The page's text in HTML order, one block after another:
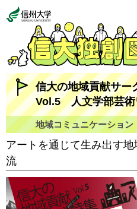
信大の地域貢献サー
Vol.5 人文学部芸術
地域コミュニケーション
アートを通じて生み出す
流